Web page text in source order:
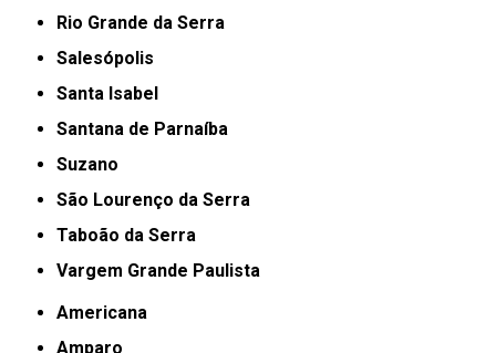
Rio Grande da Serra
Salesópolis
Santa Isabel
Santana de Parnaíba
Suzano
São Lourenço da Serra
Taboão da Serra
Vargem Grande Paulista
Americana
Amparo